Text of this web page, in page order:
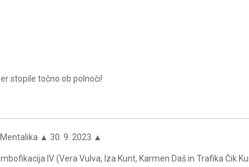
stopile točno ob polnoči!
▲ 30. 9. 2023 ▲
IV (Vera Vulva, Iza Kunt, Karmen Daš in Trafika Čik